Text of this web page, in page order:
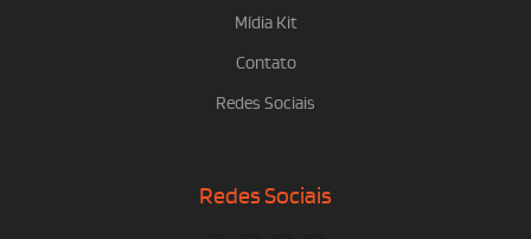
Mídia Kit
Contato
Redes Sociais
Redes Sociais